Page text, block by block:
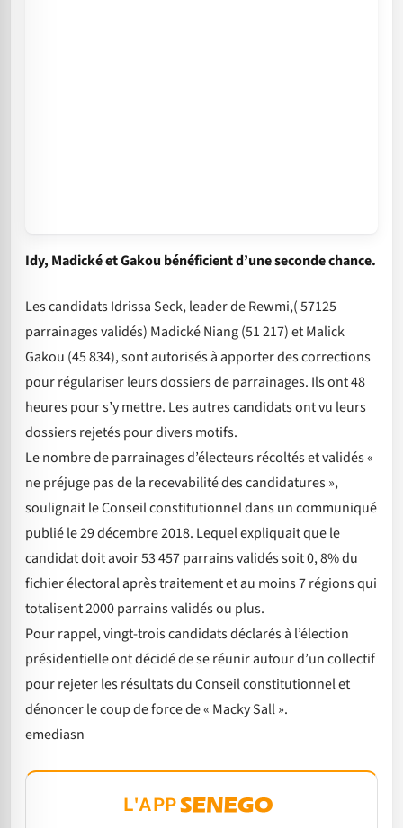
Idy, Madické et Gakou bénéficient d’une seconde chance.
Les candidats Idrissa Seck, leader de Rewmi,( 57125
parrainages validés) Madické Niang (51 217) et Malick
Gakou (45 834), sont autorisés à apporter des corrections
pour régulariser leurs dossiers de parrainages. Ils ont 48
heures pour s’y mettre. Les autres candidats ont vu leurs
dossiers rejetés pour divers motifs.
Le nombre de parrainages d’électeurs récoltés et validés «
ne préjuge pas de la recevabilité des candidatures »,
soulignait le Conseil constitutionnel dans un communiqué
publié le 29 décembre 2018. Lequel expliquait que le
candidat doit avoir 53 457 parrains validés soit 0, 8% du
fichier électoral après traitement et au moins 7 régions qui
totalisent 2000 parrains validés ou plus.
Pour rappel, vingt-trois candidats déclarés à l’élection
présidentielle ont décidé de se réunir autour d’un collectif
pour rejeter les résultats du Conseil constitutionnel et
dénoncer le coup de force de « Macky Sall ».
emediasn
L'APP